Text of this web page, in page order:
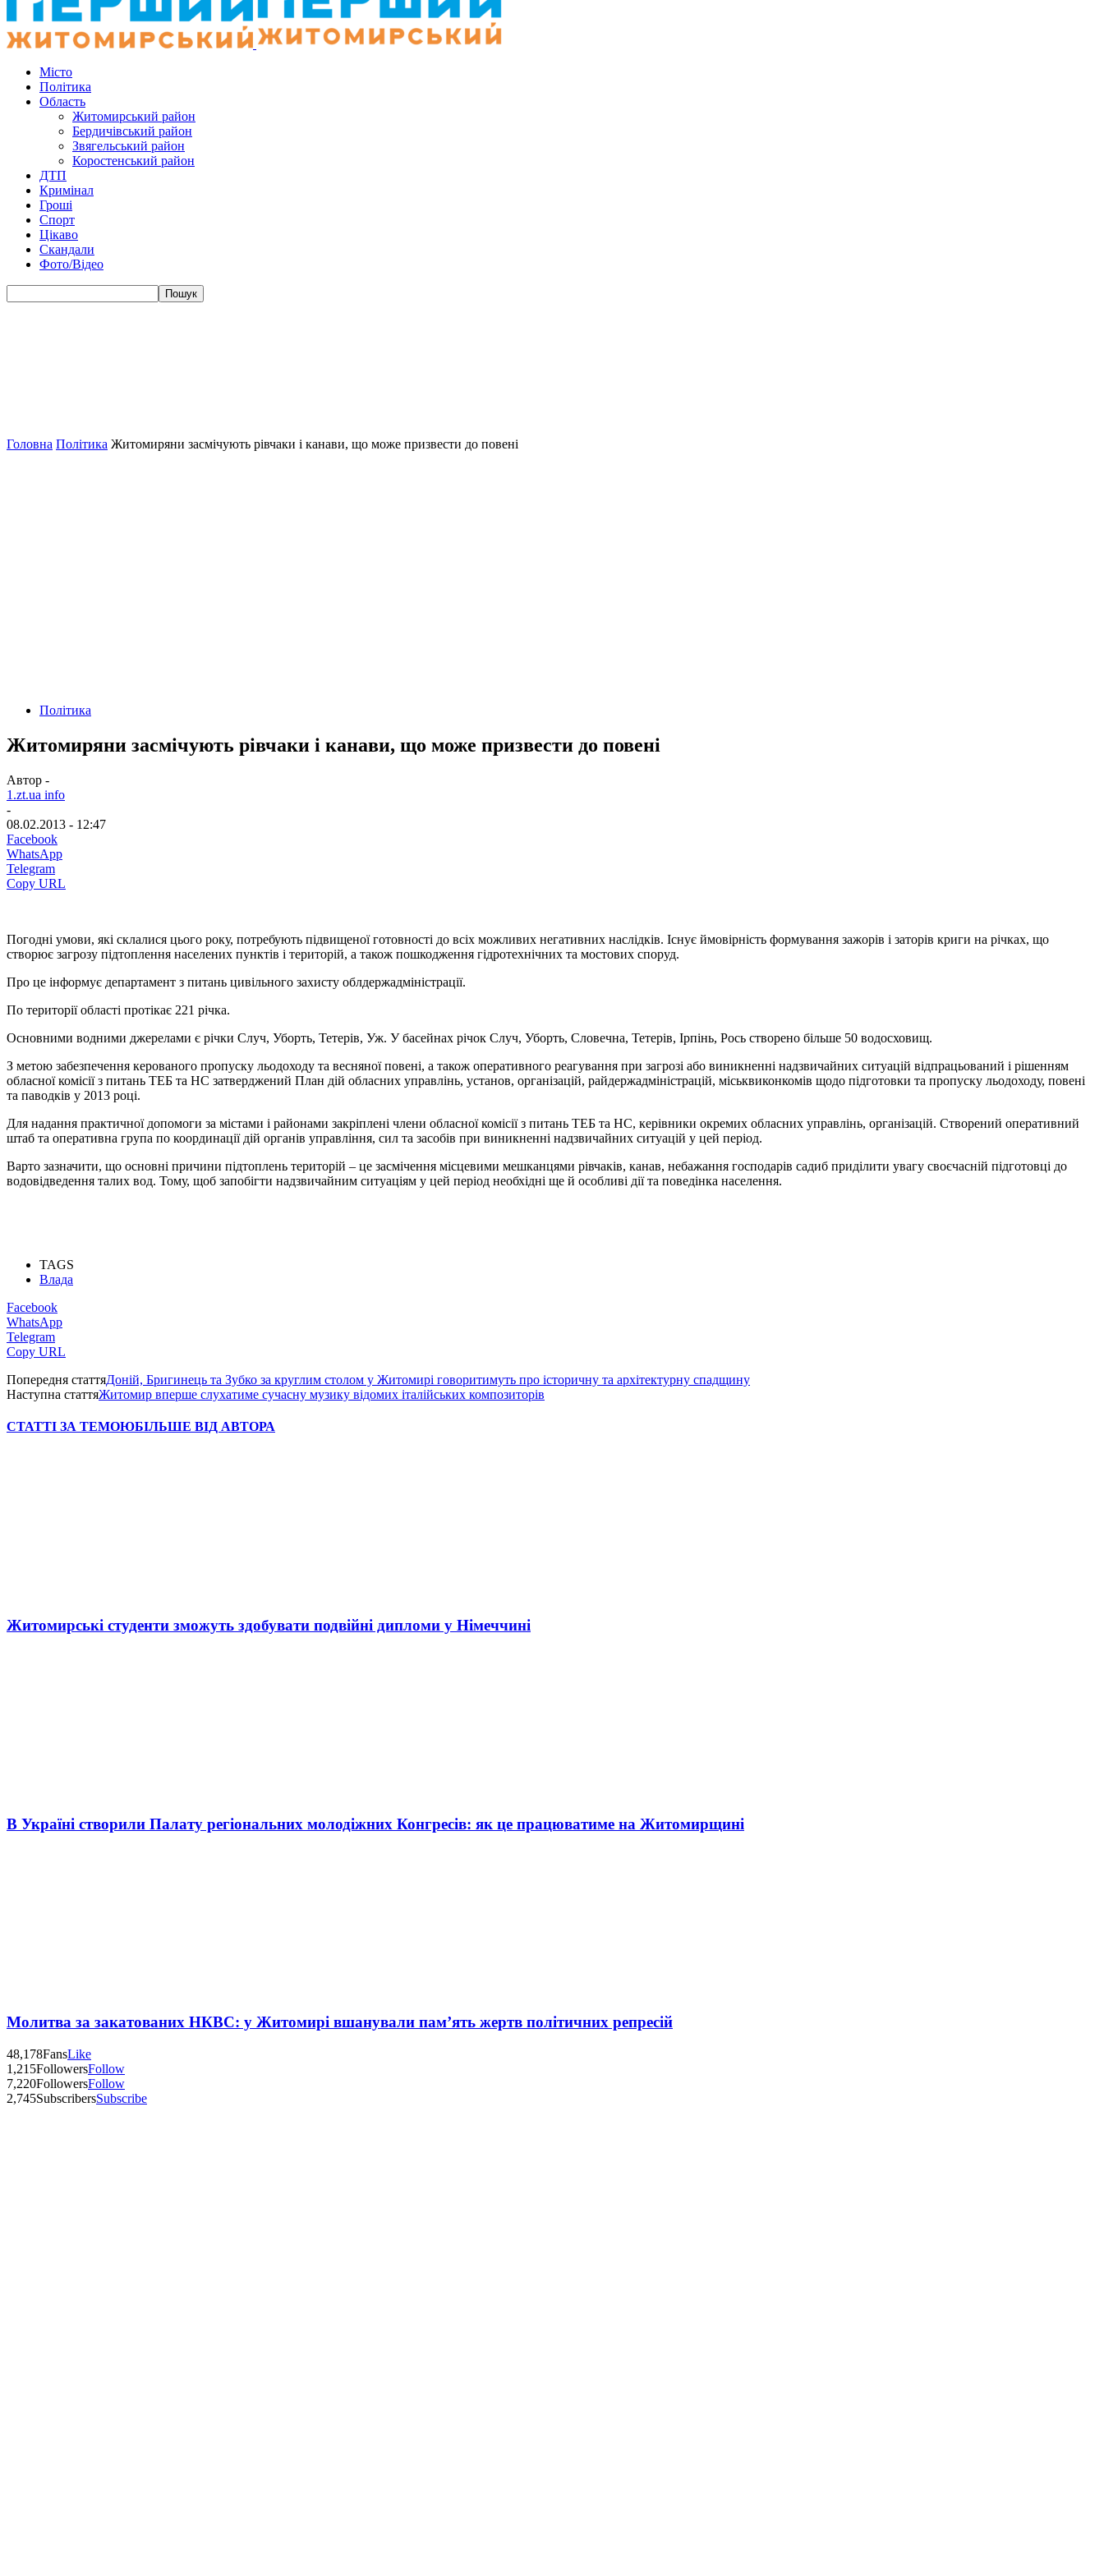
Місто
Політика
Область
Житомирський район
Бердичівський район
Звягельський район
Коростенський район
ДТП
Кримінал
Гроші
Спорт
Цікаво
Скандали
Фото/Відео
Головна Політика Житомиряни засмічують рівчаки і канави, що може призвести до повені
Політика
Житомиряни засмічують рівчаки і канави, що може призвести до повені
Автор -
1.zt.ua info
-
08.02.2013 - 12:47
Facebook
WhatsApp
Telegram
Copy URL
Погодні умови, які склалися цього року, потребують підвищеної готовності до всіх можливих негативних наслідків. Існує ймовірність формування зажорів і заторів криги на річках, що
створює загрозу підтоплення населених пунктів і територій, а також пошкодження гідротехнічних та мостових споруд.
Про це інформує департамент з питань цивільного захисту облдержадміністрації.
По території області протікає 221 річка.
Основними водними джерелами є річки Случ, Уборть, Тетерів, Уж. У басейнах річок Случ, Уборть, Словечна, Тетерів, Ірпінь, Рось створено більше 50 водосховищ.
З метою забезпечення керованого пропуску льодоходу та весняної повені, а також оперативного реагування при загрозі або виникненні надзвичайних ситуацій відпрацьований і рішенням
обласної комісії з питань ТЕБ та НС затверджений План дій обласних управлінь, установ, організацій, райдержадміністрацій, міськвиконкомів щодо підготовки та пропуску льодоходу, повені
та паводків у 2013 році.
Для надання практичної допомоги за містами і районами закріплені члени обласної комісії з питань ТЕБ та НС, керівники окремих обласних управлінь, організацій. Створений оперативний
штаб та оперативна група по координації дій органів управління, сил та засобів при виникненні надзвичайних ситуацій у цей період.
Варто зазначити, що основні причини підтоплень територій – це засмічення місцевими мешканцями рівчаків, канав, небажання господарів садиб приділити увагу своєчасній підготовці до
водовідведення талих вод. Тому, щоб запобігти надзвичайним ситуаціям у цей період необхідні ще й особливі дії та поведінка населення.
TAGS
Влада
Facebook
WhatsApp
Telegram
Copy URL
Попередня статтяДоній, Бригинець та Зубко за круглим столом у Житомирі говоритимуть про історичну та архітектурну спадщину
Наступна статтяЖитомир вперше слухатиме сучасну музику відомих італійських композиторів
СТАТТІ ЗА ТЕМОЮБІЛЬШЕ ВІД АВТОРА
Житомирські студенти зможуть здобувати подвійні дипломи у Німеччині
В Україні створили Палату регіональних молодіжних Конгресів: як це працюватиме на Житомирщині
Молитва за закатованих НКВС: у Житомирі вшанували пам’ять жертв політичних репресій
48,178FansLike
1,215FollowersFollow
7,220FollowersFollow
2,745SubscribersSubscribe